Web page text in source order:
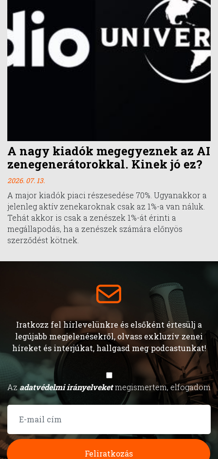
A nagy kiadók megegyeznek az AI
zenegenerátorokkal. Kinek jó ez?
2026. 07. 13.
A major kiadók piaci részesedése 70%. Ugyanakkor a
jelenleg aktív zenekaroknak csak az 1%-a van náluk.
Tehát akkor is csak a zenészek 1%-át érinti a
megállapodás, ha a zenészek számára előnyös
szerződést kötnek.
Iratkozz fel hírlevelünkre és elsőként értesülj a
legújabb megjelenésekről, olvass exkluzív zenei
híreket és interjúkat, hallgasd meg podcastunkat!
Azadatvédelmi irányelveketmegismertem, elfogadom
Feliratkozás